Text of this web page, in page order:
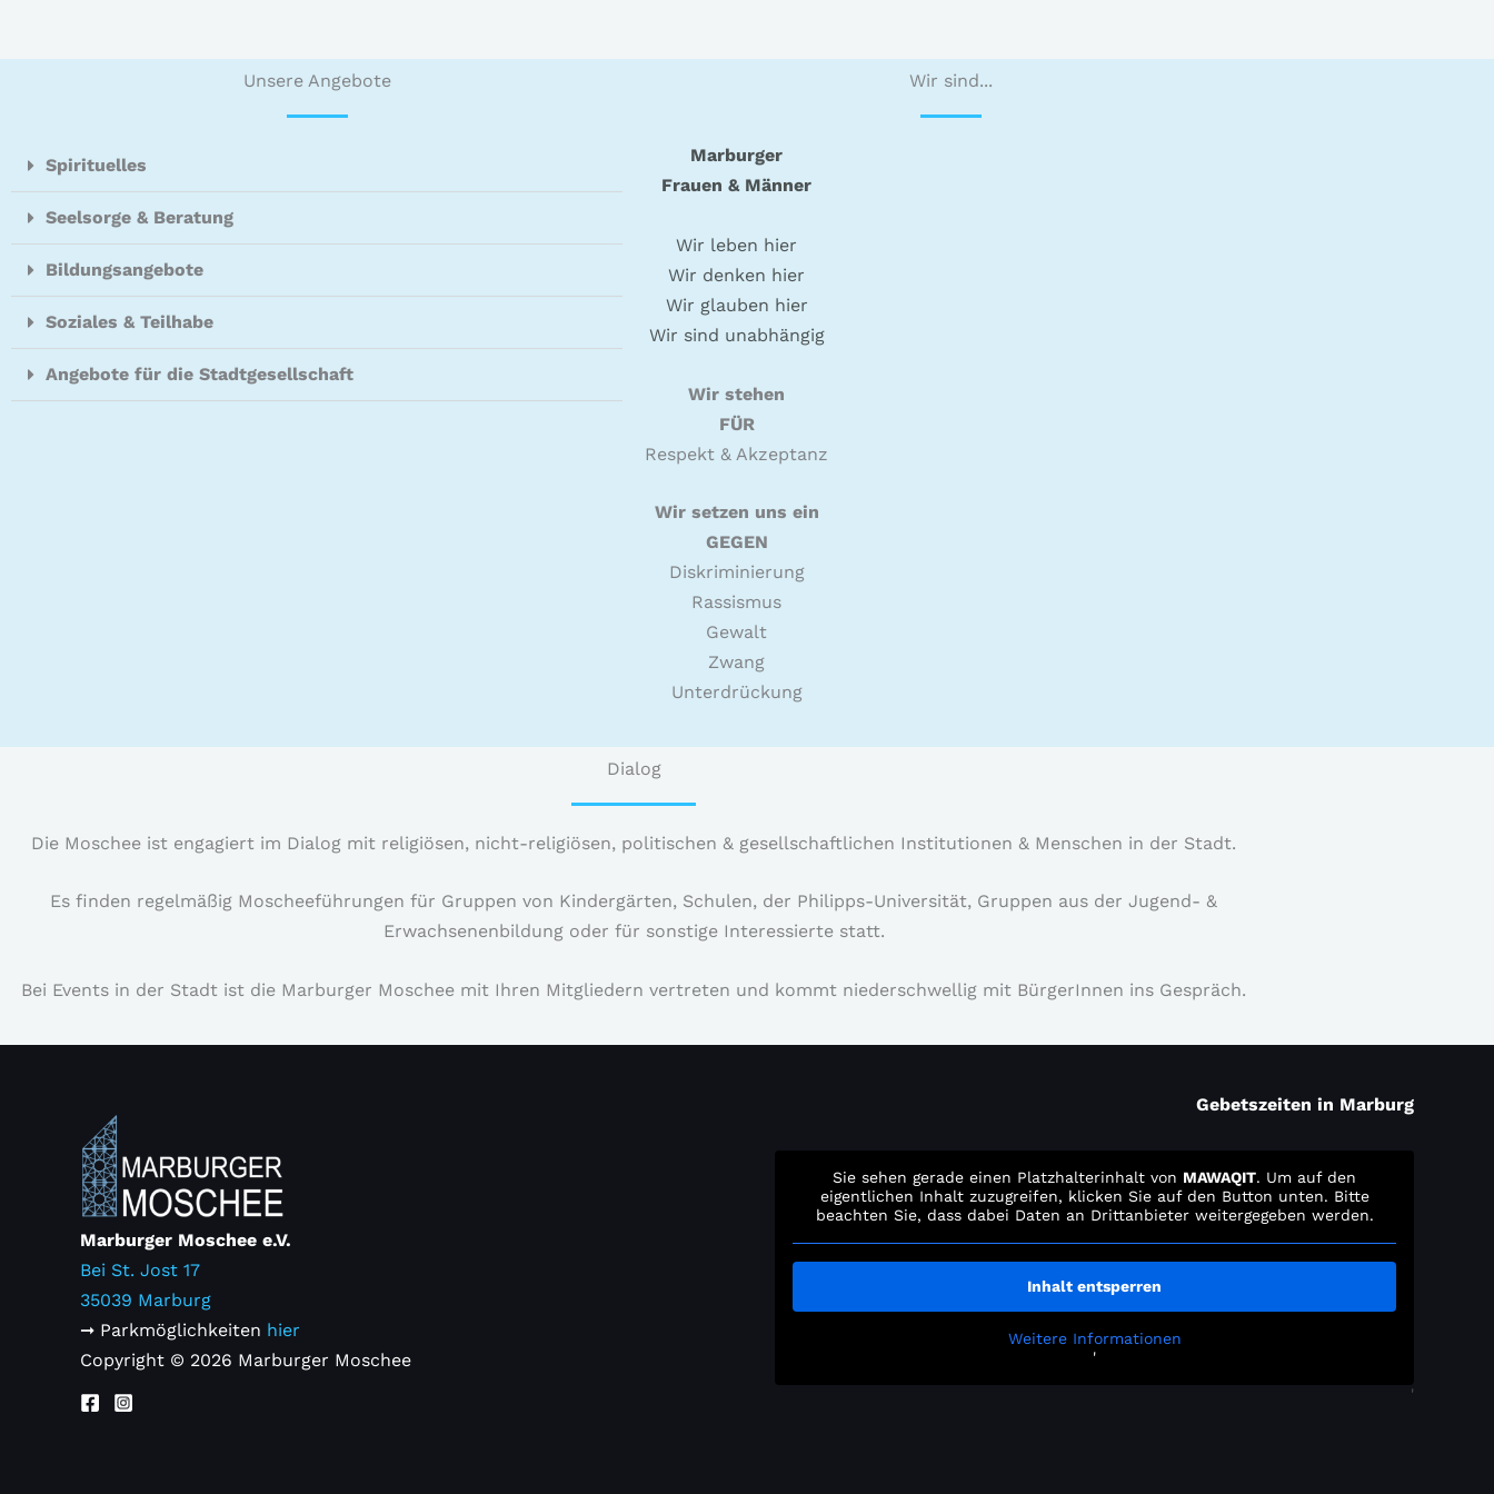
Unsere Angebote
Spirituelles
Seelsorge & Beratung
Bildungsangebote
Soziales & Teilhabe
Angebote für die Stadtgesellschaft
Wir sind...
Marburger
Frauen & Männer
Wir leben hier
Wir denken hier
Wir glauben hier
Wir sind unabhängig
Wir stehen
FÜR
Respekt & Akzeptanz
Wir setzen uns ein
GEGEN
Diskriminierung
Rassismus
Gewalt
Zwang
Unterdrückung
Dialog
Die Moschee ist engagiert im Dialog mit religiösen, nicht-religiösen, politischen & gesellschaftlichen Institutionen & Menschen in der Stadt.
Es finden regelmäßig Moscheeführungen für Gruppen von Kindergärten, Schulen, der Philipps-Universität, Gruppen aus der Jugend- &
Erwachsenenbildung oder für sonstige Interessierte statt.
Bei Events in der Stadt ist die Marburger Moschee mit Ihren Mitgliedern vertreten und kommt niederschwellig mit BürgerInnen ins Gespräch.
Marburger Moschee e.V.
Bei St. Jost 17
35039 Marburg
➞ Parkmöglichkeiten hier
Copyright © 2026 Marburger Moschee
Gebetszeiten in Marburg
Sie sehen gerade einen Platzhalterinhalt von MAWAQIT. Um auf den
eigentlichen Inhalt zuzugreifen, klicken Sie auf den Button unten. Bitte
beachten Sie, dass dabei Daten an Drittanbieter weitergegeben werden.
Inhalt entsperren
Weitere Informationen
'
'